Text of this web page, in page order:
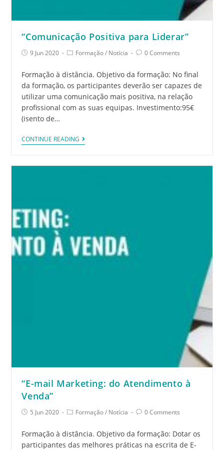
“Comunicação Positiva para Liderar”
9 Jun 2020 Formação / Notícia 0 Comments
Formação à distância. Objetivo da formação: No final
da formação, os participantes deverão ser capazes de
utilizar uma comunicação mais positiva, na relação
profissional com as suas equipas. Investimento:95€
(isento de…
CONTINUE READING
“E-mail Marketing: do Atendimento à
Venda”
5 Jun 2020 Formação / Notícia 0 Comments
Formação à distância. Objetivo da formação: Dotar os
participantes das melhores práticas na escrita de E-